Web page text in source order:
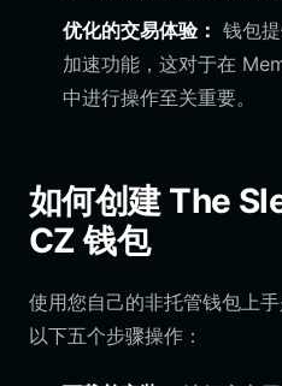
优化的交易体验： 钱包
加速功能，这对于在
中进行操作至关重要。
如何创建 The
CZ 钱包
使用您自己的非托管钱包上
以下五个步骤操作：